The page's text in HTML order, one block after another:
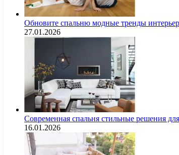
Обновите спальню модные тренды
27.01.2026
Современная спальня стильные решения
16.01.2026